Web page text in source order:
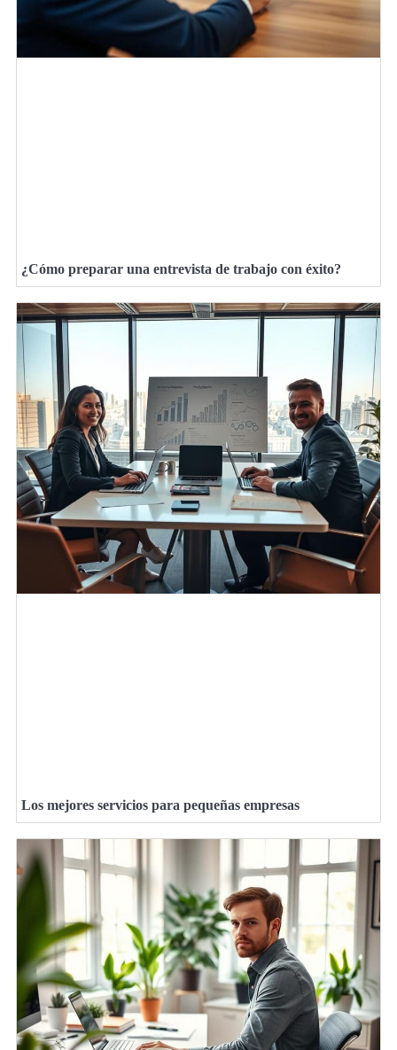
¿Cómo preparar una entrevista de trabajo con éxito?
Los mejores servicios para pequeñas empresas